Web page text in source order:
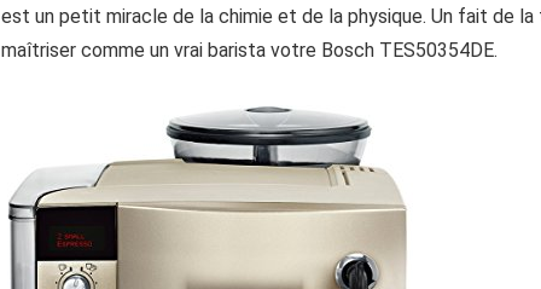
est un petit miracle de la chimie et de la physique. Un fait de
maîtriser comme un vrai barista votre Bosch TES50354DE.